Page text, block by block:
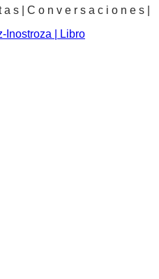
s | C o n v e r s a c i o n e s |
Inostroza | Libro